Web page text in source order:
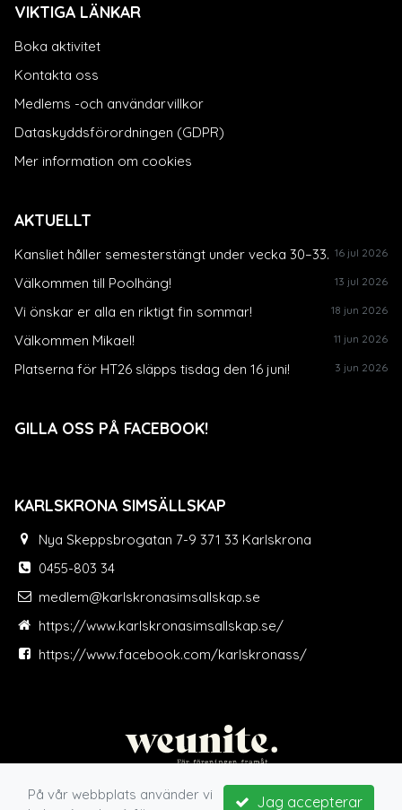
VIKTIGA LÄNKAR
Boka aktivitet
Kontakta oss
Medlems -och användarvillkor
Dataskyddsförordningen (GDPR)
Mer information om cookies
AKTUELLT
Kansliet håller semesterstängt under vecka 30–33. 16 jul 2026
Välkommen till Poolhäng! 13 jul 2026
Vi önskar er alla en riktigt fin sommar! 18 jun 2026
Välkommen Mikael! 11 jun 2026
Platserna för HT26 släpps tisdag den 16 juni! 3 jun 2026
GILLA OSS PÅ FACEBOOK!
KARLSKRONA SIMSÄLLSKAP
Nya Skeppsbrogatan 7-9 371 33 Karlskrona
0455-803 34
medlem@karlskronasimsallskap.se
https://www.karlskronasimsallskap.se/
https://www.facebook.com/karlskronass/
Jag accepterar
På vår webbplats använder vi